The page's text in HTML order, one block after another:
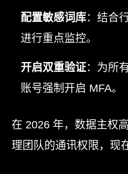
配置敏感词库：结合
进行重点监控。
开启双重验证：为所
账号强制开启 MFA。
在 2026 年，数据主权
理团队的通讯权限，现